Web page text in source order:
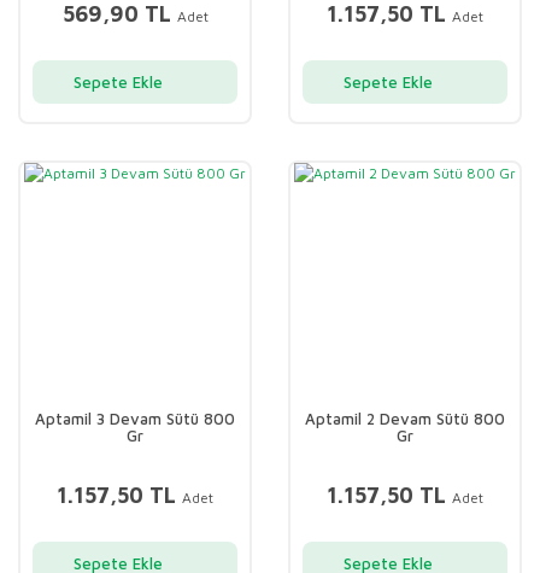
569,90 TL Adet
Sepete Ekle
1.157,50 TL Adet
Sepete Ekle
Aptamil 3 Devam Sütü 800
Gr
1.157,50 TL Adet
Sepete Ekle
Aptamil 2 Devam Sütü 800
Gr
1.157,50 TL Adet
Sepete Ekle